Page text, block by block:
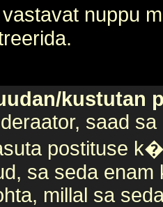
nuppu
kustutan
saad
postituse
sa seda
millal sa